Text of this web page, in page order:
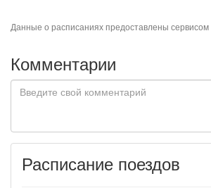
Данные о расписаниях предоставлены сервисом
Комментарии
Расписание поездов